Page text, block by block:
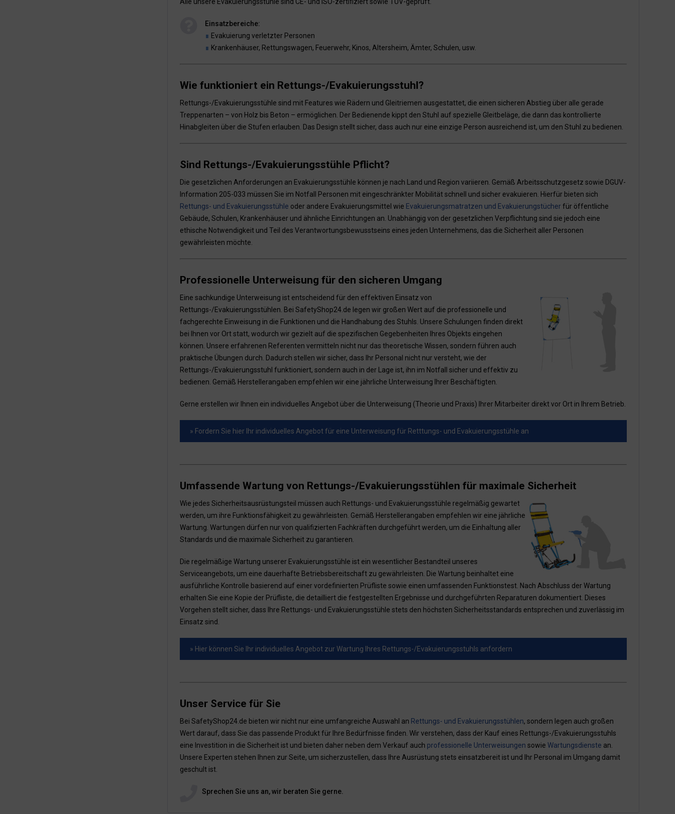
Einsatzbereiche:
∎ Evakuierung verletzter Personen
∎ Krankenhäuser, Rettungswagen, Feuerwehr, Kinos, Altersheim, Ämter, Schulen, usw.
Wie funktioniert ein Rettungs-/Evakuierungsstuhl?
Rettungs-/Evakuierungsstühle sind mit Features wie Rädern und Gleitriemen ausgestattet, die einen sicheren Abstieg über alle gerade
Treppenarten – von Holz bis Beton – ermöglichen. Der Bedienende kippt den Stuhl auf spezielle Gleitbeläge, die dann das kontrollierte
Hinabgleiten über die Stufen erlauben. Das Design stellt sicher, dass auch nur eine einzige Person ausreichend ist, um den Stuhl zu bedienen.
Sind Rettungs-/Evakuierungsstühle Pflicht?
Die gesetzlichen Anforderungen an Evakuierungsstühle können je nach Land und Region variieren. Gemäß Arbeitsschutzgesetz sowie DGUV-
Information 205-033 müssen Sie im Notfall Personen mit eingeschränkter Mobilität schnell und sicher evakuieren. Hierfür bieten sich
Rettungs- und Evakuierungsstühle oder andere Evakuierungsmittel wie Evakuierungsmatratzen und Evakuierungstücherfür öffentliche
Gebäude, Schulen, Krankenhäuser und ähnliche Einrichtungen an. Unabhängig von der gesetzlichen Verpflichtung sind sie jedoch eine
ethische Notwendigkeit und Teil des Verantwortungsbewusstseins eines jeden Unternehmens, das die Sicherheit aller Personen
gewährleisten möchte.
Professionelle Unterweisung für den sicheren Umgang
Eine sachkundige Unterweisung ist entscheidend für den effektiven Einsatz von
Rettungs-/Evakuierungsstühlen. Bei SafetyShop24.de legen wir großen Wert auf die professionelle und
fachgerechte Einweisung in die Funktionen und die Handhabung des Stuhls. Unsere Schulungen finden direkt
bei Ihnen vor Ort statt, wodurch wir gezielt auf die spezifischen Gegebenheiten Ihres Objekts eingehen
können. Unsere erfahrenen Referenten vermitteln nicht nur das theoretische Wissen, sondern führen auch
praktische Übungen durch. Dadurch stellen wir sicher, dass Ihr Personal nicht nur versteht, wie der
Rettungs-/Evakuierungsstuhl funktioniert, sondern auch in der Lage ist, ihn im Notfall sicher und effektiv zu
bedienen. Gemäß Herstellerangaben empfehlen wir eine jährliche Unterweisung Ihrer Beschäftigten.
Gerne erstellen wir Ihnen ein individuelles Angebot über die Unterweisung (Theorie und Praxis) Ihrer Mitarbeiter direkt vor Ort in Ihrem Betrieb.
» Fordern Sie hier Ihr individuelles Angebot für eine Unterweisung für Retttungs- und Evakuierungsstühle an
Umfassende Wartung von Rettungs-/Evakuierungsstühlen für maximale Sicherheit
Wie jedes Sicherheitsausrüstungsteil müssen auch Rettungs- und Evakuierungsstühle regelmäßig gewartet
werden, um ihre Funktionsfähigkeit zu gewährleisten. Gemäß Herstellerangaben empfehlen wir eine jährliche
Wartung. Wartungen dürfen nur von qualifizierten Fachkräften durchgeführt werden, um die Einhaltung aller
Standards und die maximale Sicherheit zu garantieren.
Die regelmäßige Wartung unserer Evakuierungsstühle ist ein wesentlicher Bestandteil unseres
Serviceangebots, um eine dauerhafte Betriebsbereitschaft zu gewährleisten. Die Wartung beinhaltet eine
ausführliche Kontrolle basierend auf einer vordefinierten Prüfliste sowie einen umfassenden Funktionstest. Nach Abschluss der Wartung
erhalten Sie eine Kopie der Prüfliste, die detailliert die festgestellten Ergebnisse und durchgeführten Reparaturen dokumentiert. Dieses
Vorgehen stellt sicher, dass Ihre Rettungs- und Evakuierungsstühle stets den höchsten Sicherheitsstandards entsprechen und zuverlässig im
Einsatz sind.
» Hier können Sie Ihr individuelles Angebot zur Wartung Ihres Rettungs-/Evakuierungsstuhls anfordern
Unser Service für Sie
Bei SafetyShop24.de bieten wir nicht nur eine umfangreiche Auswahl an Rettungs- und Evakuierungsstühlen, sondern legen auch großen
Wert darauf, dass Sie das passende Produkt für Ihre Bedürfnisse finden. Wir verstehen, dass der Kauf eines Rettungs-/Evakuierungsstuhls
eine Investition in die Sicherheit ist und bieten daher neben dem Verkauf auch professionelle Unterweisungen sowie Wartungsdienste an.
Unsere Experten stehen Ihnen zur Seite, um sicherzustellen, dass Ihre Ausrüstung stets einsatzbereit ist und Ihr Personal im Umgang damit
geschult ist.
Sprechen Sie uns an, wir beraten Sie gerne.